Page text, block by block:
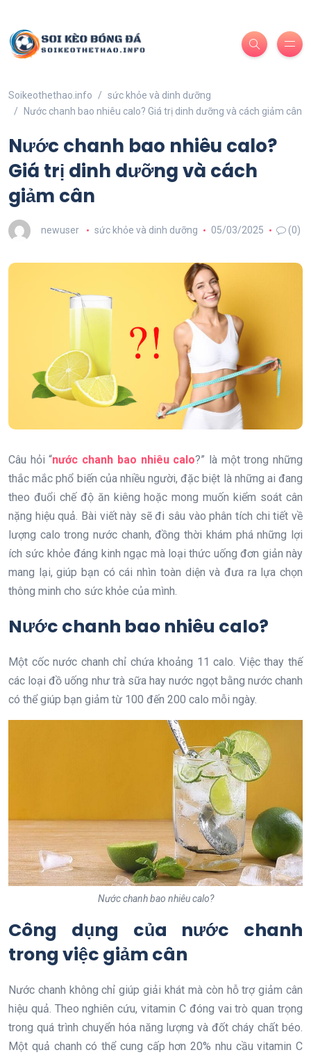
Soikeothethao.info
sức khỏe và dinh dưỡng
Nước chanh bao nhiêu calo? Giá trị dinh dưỡng và cách giảm cân
Nước chanh bao nhiêu calo?
Giá trị dinh dưỡng và cách
giảm cân
newuser sức khỏe và dinh dưỡng 05/03/2025 (0)
Câu hỏi “nước chanh bao nhiêu calo?” là một trong những
thắc mắc phổ biến của nhiều người, đặc biệt là những ai đang
theo đuổi chế độ ăn kiêng hoặc mong muốn kiểm soát cân
nặng hiệu quả. Bài viết này sẽ đi sâu vào phân tích chi tiết về
lượng calo trong nước chanh, đồng thời khám phá những lợi
ích sức khỏe đáng kinh ngạc mà loại thức uống đơn giản này
mang lại, giúp bạn có cái nhìn toàn diện và đưa ra lựa chọn
thông minh cho sức khỏe của mình.
Nước chanh bao nhiêu calo?
Một cốc nước chanh chỉ chứa khoảng 11 calo. Việc thay thế
các loại đồ uống như trà sữa hay nước ngọt bằng nước chanh
có thể giúp bạn giảm từ 100 đến 200 calo mỗi ngày.
Nước chanh bao nhiêu calo?
Công dụng của nước chanh
trong việc giảm cân
Nước chanh không chỉ giúp giải khát mà còn hỗ trợ giảm cân
hiệu quả. Theo nghiên cứu, vitamin C đóng vai trò quan trọng
trong quá trình chuyển hóa năng lượng và đốt cháy chất béo.
Một quả chanh có thể cung cấp hơn 20% nhu cầu vitamin C